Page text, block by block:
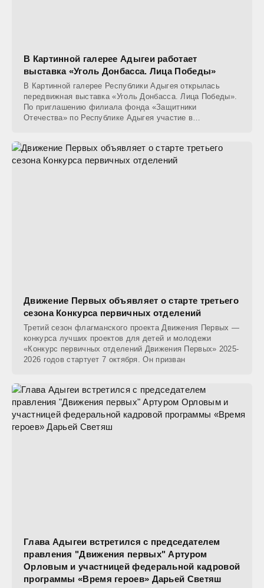
В Картинной галерее Адыгеи работает
выставка «Уголь Донбасса. Лица Победы»
В Картинной галерее Республики Адыгея открылась
передвижная выставка «Уголь Донбасса. Лица Победы».
По приглашению филиала фонда «Защитники
Отечества» по Республике Адыгея участие в
Движение Первых объявляет о старте третьего
сезона Конкурса первичных отделений
Третий сезон флагманского проекта Движения Первых —
конкурса лучших проектов для детей и молодежи
«Конкурс первичных отделений Движения Первых» 2025-
2026 годов стартует 7 октября. Он призван
Глава Адыгеи встретился с председателем
правления "Движения первых" Артуром
Орловым и участницей федеральной кадровой
программы «Время героев» Дарьей Светяш